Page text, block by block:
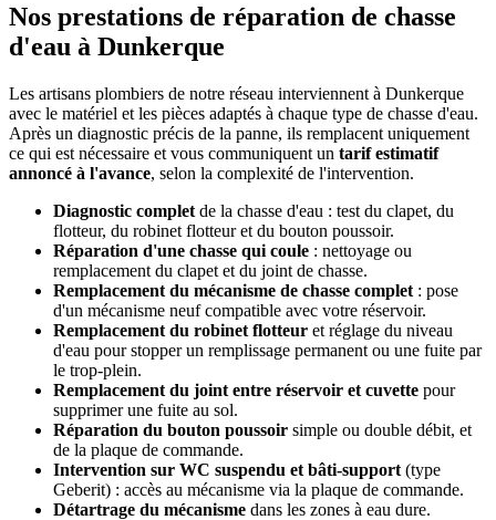
Nos prestations de réparation de chasse
d'eau à Dunkerque
Les artisans plombiers de notre réseau interviennent à Dunkerque
avec le matériel et les pièces adaptés à chaque type de chasse d'eau.
Après un diagnostic précis de la panne, ils remplacent uniquement
ce qui est nécessaire et vous communiquent un tarif estimatif
annoncé à l'avance, selon la complexité de l'intervention.
Diagnostic complet de la chasse d'eau : test du clapet, du
flotteur, du robinet flotteur et du bouton poussoir.
Réparation d'une chasse qui coule : nettoyage ou
remplacement du clapet et du joint de chasse.
Remplacement du mécanisme de chasse complet : pose
d'un mécanisme neuf compatible avec votre réservoir.
Remplacement du robinet flotteur et réglage du niveau
d'eau pour stopper un remplissage permanent ou une fuite par
le trop-plein.
Remplacement du joint entre réservoir et cuvette pour
supprimer une fuite au sol.
Réparation du bouton poussoir simple ou double débit, et
de la plaque de commande.
Intervention sur WC suspendu et bâti-support (type
Geberit) : accès au mécanisme via la plaque de commande.
Détartrage du mécanisme dans les zones à eau dure.